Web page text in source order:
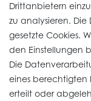
Widerrufs­recht
Drittanbietern
zu analysieren.
gesetzte Cookies.
den Einstellungen
Die
eines berechtigten
erteilt oder